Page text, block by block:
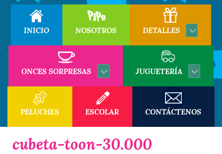
INICIO NOSOTROS DETALLES
ONCES SORPRESAS JUGUETERÍA
PELUCHES ESCOLAR CONTÁCTENOS
cubeta-toon-30.000